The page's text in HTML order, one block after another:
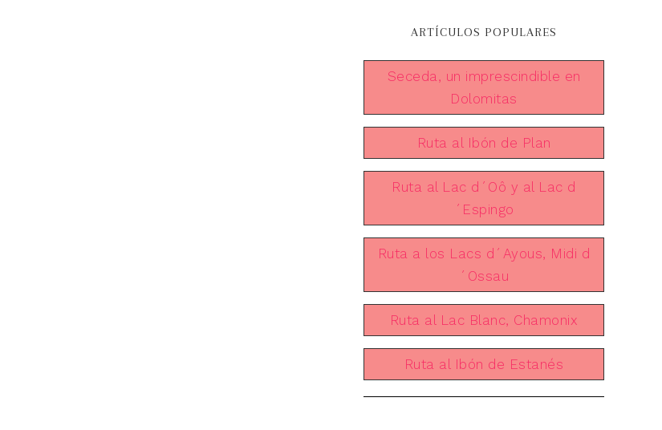
ARTÍCULOS POPULARES
Seceda, un imprescindible en
Dolomitas
Ruta al Ibón de Plan
Ruta al Lac d´Oô y al Lac d
´Espingo
Ruta a los Lacs d´Ayous, Midi d
´Ossau
Ruta al Lac Blanc, Chamonix
Ruta al Ibón de Estanés